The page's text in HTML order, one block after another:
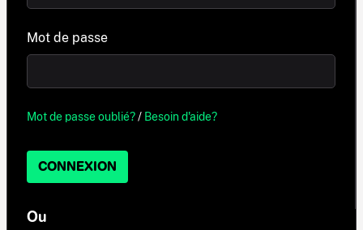
Mot de passe
Mot de passe oublié?/ Besoin d'aide?
CONNEXION
Ou